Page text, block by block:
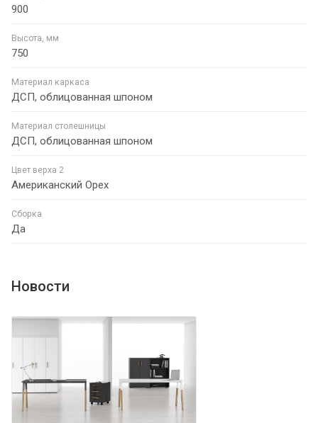
900
Высота, мм
750
Материал каркаса
ДСП, облицованная шпоном
Материал столешницы
ДСП, облицованная шпоном
Цвет верха 2
Американский Орех
Сборка
Да
Новости